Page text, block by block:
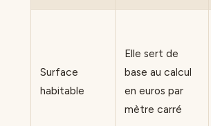
Surface
habitable
Elle sert de
base au calcul
en euros par
mètre carré